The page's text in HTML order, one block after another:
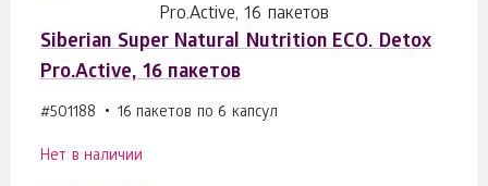
Siberian Super Natural Nutrition ECO. Detox
Pro.Active, 16 пакетов
#501188 16 пакетов по 6 капсул
Нет в наличии